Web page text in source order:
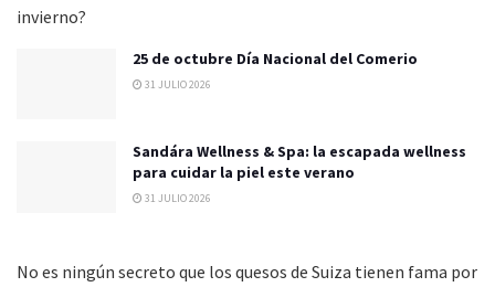
invierno?
25 de octubre Día Nacional del Comerio
31 JULIO 2026
Sandára Wellness & Spa: la escapada wellness
para cuidar la piel este verano
31 JULIO 2026
No es ningún secreto que los quesos de Suiza tienen fama por